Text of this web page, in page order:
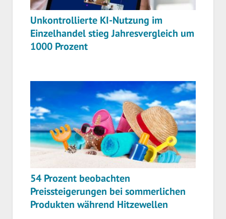
Unkontrollierte KI-Nutzung im
Einzelhandel stieg Jahresvergleich um
1000 Prozent
54 Prozent beobachten
Preissteigerungen bei sommerlichen
Produkten während Hitzewellen